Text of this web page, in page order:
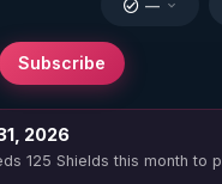
Subscribe
—
2026
125 Shields this month to